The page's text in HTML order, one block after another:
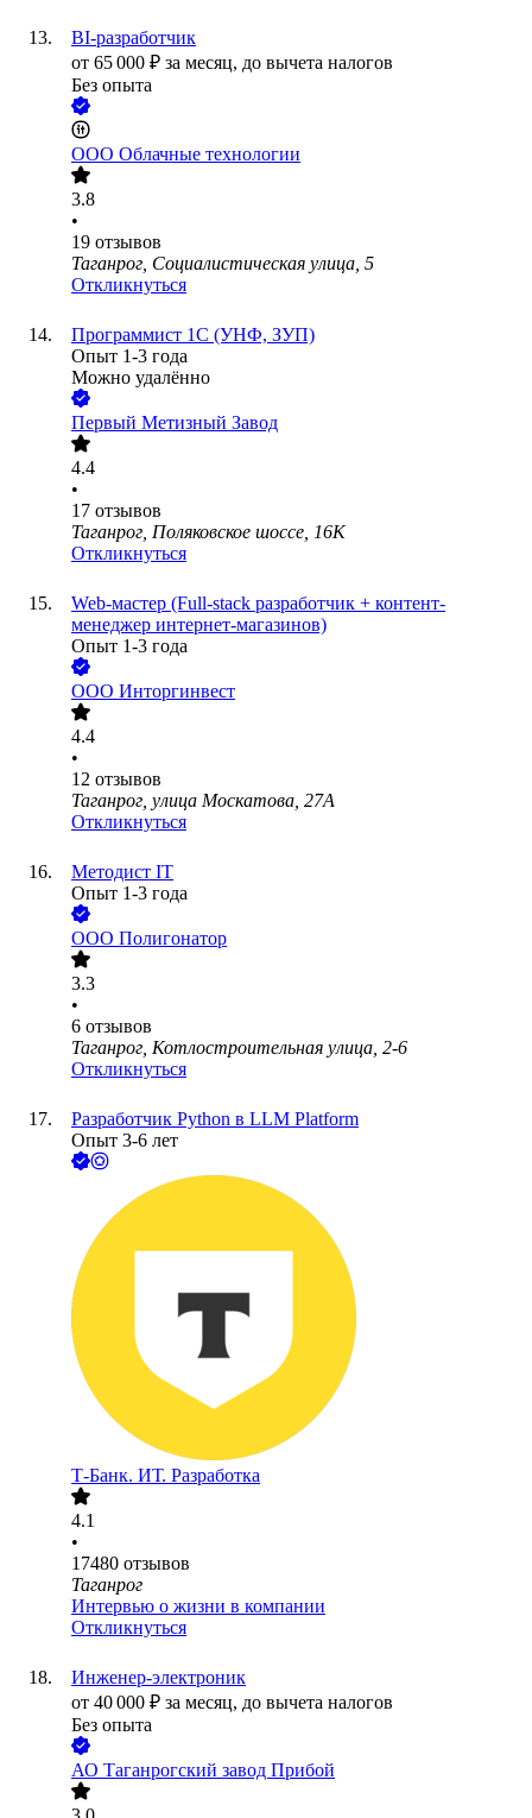
BI-разработчик
от 65 000 ₽ за месяц, до вычета налогов
Без опыта
ООО Облачные технологии
3.8
•
19 отзывов
Таганрог, Социалистическая улица, 5
Откликнуться
Программист 1С (УНФ, ЗУП)
Опыт 1-3 года
Можно удалённо
Первый Метизный Завод
4.4
•
17 отзывов
Таганрог, Поляковское шоссе, 16К
Откликнуться
Web-мастер (Full-stack разработчик + контент-
менеджер интернет-магазинов)
Опыт 1-3 года
ООО Инторгинвест
4.4
•
12 отзывов
Таганрог, улица Москатова, 27А
Откликнуться
Методист IT
Опыт 1-3 года
ООО Полигонатор
3.3
•
6 отзывов
Таганрог, Котлостроительная улица, 2-6
Откликнуться
Разработчик Python в LLM Platform
Опыт 3-6 лет
Т-Банк. ИТ. Разработка
4.1
•
17480 отзывов
Таганрог
Интервью о жизни в компании
Откликнуться
Инженер-электроник
от 40 000 ₽ за месяц, до вычета налогов
Без опыта
АО Таганрогский завод Прибой